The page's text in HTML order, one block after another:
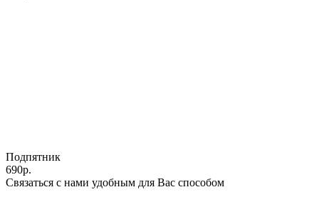
Подпятник
690р.
Связаться с нами удобным для Вас способом